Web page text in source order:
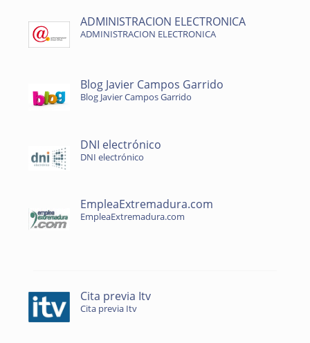
ADMINISTRACION ELECTRONICA
ADMINISTRACION ELECTRONICA
Blog Javier Campos Garrido
Blog Javier Campos Garrido
DNI electrónico
DNI electrónico
EmpleaExtremadura.com
EmpleaExtremadura.com
Cita previa Itv
Cita previa Itv